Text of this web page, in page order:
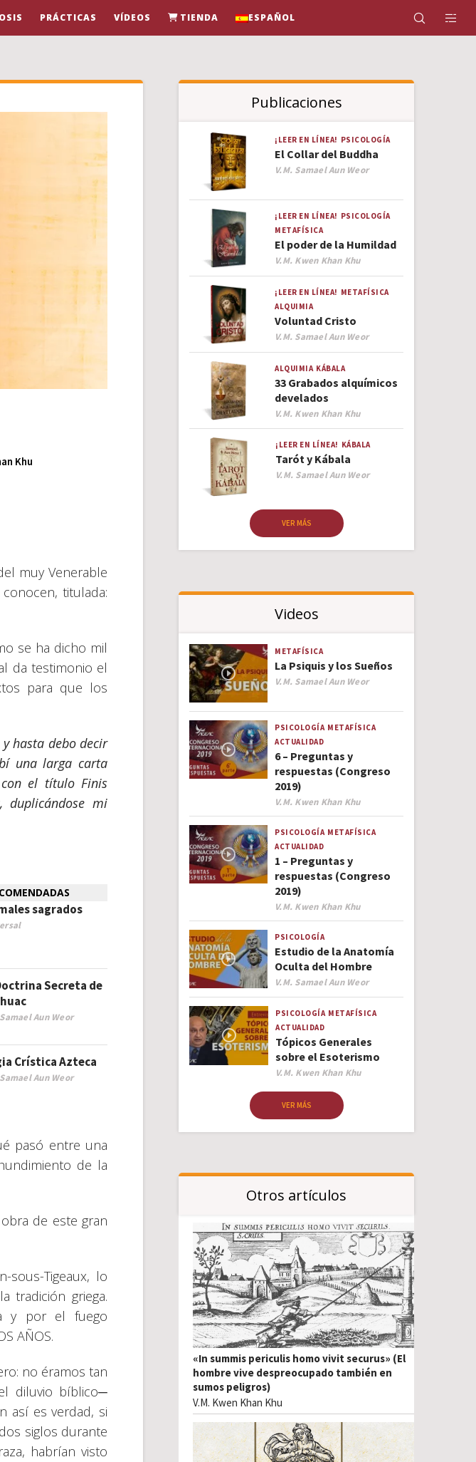
PRÁCTICAS VÍDEOS TIENDA ESPAÑOL
Khu
muy Venerable
titulada:
se ha dicho mil
da testimonio el
para que los
hasta debo decir
una larga carta
el título Finis
mi
sagrados
Secreta de
Aun Weor
Crística Azteca
Aun Weor
pasó entre una
de la
de este gran
sous-Tigeaux, lo
tradición griega.
y por el fuego
AÑOS.
no éramos tan
diluvio bíblico─
así es verdad, si
siglos durante
habrían visto
Publicaciones
¡LEER EN LÍNEA! PSICOLOGÍA
El Collar del Buddha
Author
V.M. Samael Aun Weor
¡LEER EN LÍNEA! PSICOLOGÍA
METAFÍSICA
El poder de la Humildad
Author
V.M. Kwen Khan Khu
¡LEER EN LÍNEA! METAFÍSICA
ALQUIMIA
Voluntad Cristo
Author
V.M. Samael Aun Weor
ALQUIMIA KÁBALA
33 Grabados alquímicos
develados
Author
V.M. Kwen Khan Khu
¡LEER EN LÍNEA! KÁBALA
Tarót y Kábala
Author
V.M. Samael Aun Weor
VER MÁS
Videos
METAFÍSICA
La Psiquis y los Sueños
Author
V.M. Samael Aun Weor
PSICOLOGÍA METAFÍSICA
ACTUALIDAD
6 – Preguntas y
respuestas (Congreso
2019)
Author
V.M. Kwen Khan Khu
PSICOLOGÍA METAFÍSICA
ACTUALIDAD
1 – Preguntas y
respuestas (Congreso
2019)
Author
V.M. Kwen Khan Khu
PSICOLOGÍA
Estudio de la Anatomía
Oculta del Hombre
Author
V.M. Samael Aun Weor
PSICOLOGÍA METAFÍSICA
ACTUALIDAD
Tópicos Generales
sobre el Esoterismo
Author
V.M. Kwen Khan Khu
VER MÁS
Otros artículos
«In summis periculis homo vivit securus» (El
hombre vive despreocupado también en
sumos peligros)
V.M. Kwen Khan Khu